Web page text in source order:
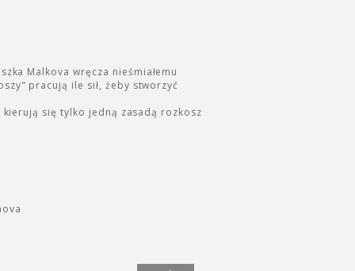
Malkova wręcza nieśmiałemu
pracują ile sił, żeby stworzyć
się tylko jedną zasadą rozkosz